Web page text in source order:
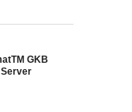
GKB
Server